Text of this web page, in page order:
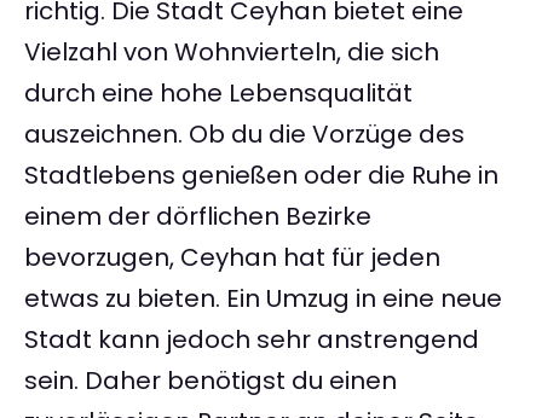
richtig. Die Stadt Ceyhan bietet eine
Vielzahl von Wohnvierteln, die sich
durch eine hohe Lebensqualität
auszeichnen. Ob du die Vorzüge des
Stadtlebens genießen oder die Ruhe in
einem der dörflichen Bezirke
bevorzugen, Ceyhan hat für jeden
etwas zu bieten. Ein Umzug in eine neue
Stadt kann jedoch sehr anstrengend
sein. Daher benötigst du einen